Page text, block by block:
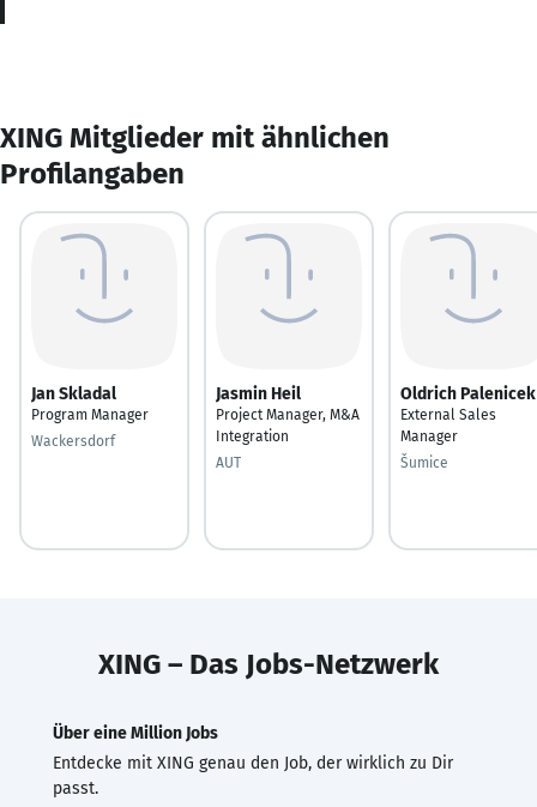
XING Mitglieder mit ähnlichen
Profilangaben
Jan Skladal
Program Manager
Wackersdorf
Jasmin Heil
Project Manager, M&A
Integration
AUT
Oldrich Palenicek
External Sales
Manager
Šumice
XING – Das Jobs-Netzwerk
Über eine Million Jobs
Entdecke mit XING genau den Job, der wirklich zu Dir
passt.